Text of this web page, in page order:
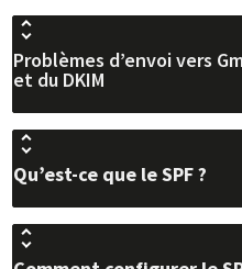
Problèmes d’envoi vers
et du DKIM
Qu’est-ce que le SPF ?